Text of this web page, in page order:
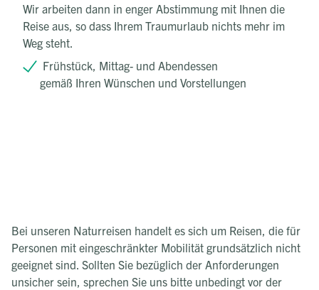
Wir arbeiten dann in enger Abstimmung mit Ihnen die
Reise aus, so dass Ihrem Traumurlaub nichts mehr im
Weg steht.
Frühstück, Mittag- und Abendessen
gemäß Ihren Wünschen und Vorstellungen
Bei unseren Naturreisen handelt es sich um Reisen, die für
Personen mit eingeschränkter Mobilität grundsätzlich nicht
geeignet sind. Sollten Sie bezüglich der Anforderungen
unsicher sein, sprechen Sie uns bitte unbedingt vor der